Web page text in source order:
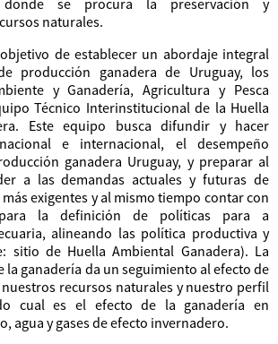
naturales.
de establecer un abordaje integral
producción ganadera de Uruguay, los
y Ganadería, Agricultura y Pesca
Técnico Interinstitucional de la Huella
Este equipo busca difundir y hacer
e internacional, el desempeño
ganadera Uruguay, y preparar al
a las demandas actuales y futuras de
exigentes y al mismo tiempo contar con
la definición de políticas para a
alineando las política productiva y
sitio de Huella Ambiental Ganadera). La
la ganadería da un seguimiento al efecto de
recursos naturales y nuestro perfil
cual es el efecto de la ganadería en
agua y gases de efecto invernadero.